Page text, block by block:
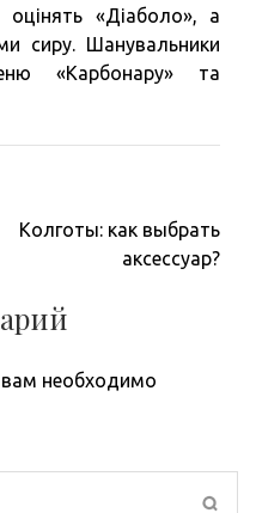
оцінять «Діаболо», а
сиру. Шанувальники
«Карбонару» та
Колготы: как выбрать
аксессуар?
необходимо